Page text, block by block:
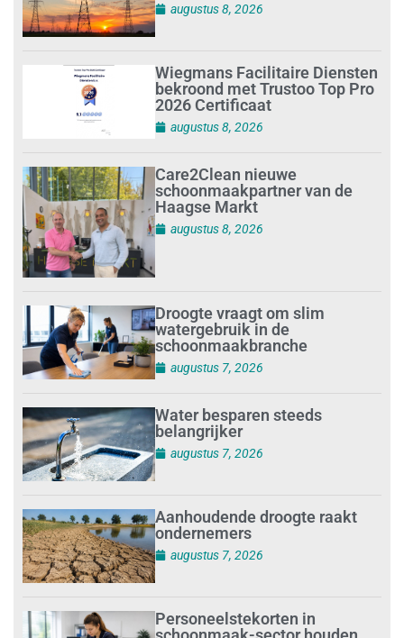
augustus 8, 2026
Wiegmans Facilitaire Diensten
bekroond met Trustoo Top Pro
2026 Certificaat
augustus 8, 2026
Care2Clean nieuwe
schoonmaakpartner van de
Haagse Markt
augustus 8, 2026
Droogte vraagt om slim
watergebruik in de
schoonmaakbranche
augustus 7, 2026
Water besparen steeds
belangrijker
augustus 7, 2026
Aanhoudende droogte raakt
ondernemers
augustus 7, 2026
Personeelstekorten in